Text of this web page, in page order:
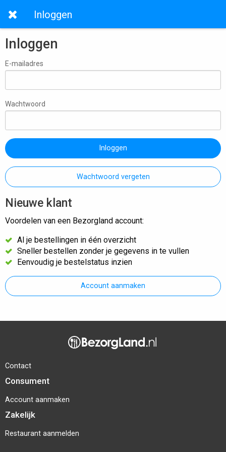
Inloggen
Inloggen
E-mailadres
Wachtwoord
Inloggen
Wachtwoord vergeten
Nieuwe klant
Voordelen van een Bezorgland account:
Al je bestellingen in één overzicht
Sneller bestellen zonder je gegevens in te vullen
Eenvoudig je bestelstatus inzien
Account aanmaken
Contact
Consument
Account aanmaken
Zakelijk
Restaurant aanmelden